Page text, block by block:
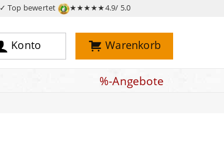
✓ Top bewertet ★★★★★4.9/ 5.0
Konto Warenkorb
%-Angebote